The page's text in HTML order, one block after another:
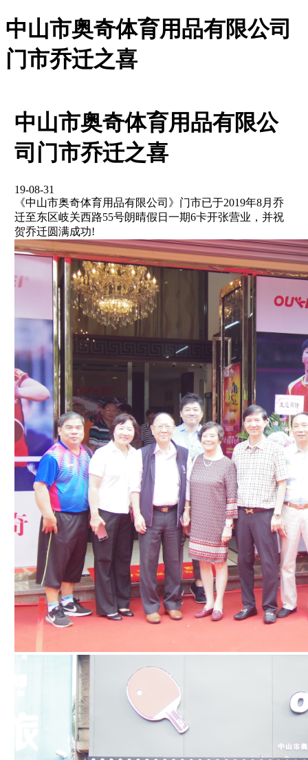
中山市奥奇体育用品有限公司
门市乔迁之喜
中山市奥奇体育用品有限公
司门市乔迁之喜
19-08-31
《中山市奥奇体育用品有限公司》门市已于2019年8月乔
迁至东区岐关西路55号朗晴假日一期6卡开张营业，并祝
贺乔迁圆满成功!